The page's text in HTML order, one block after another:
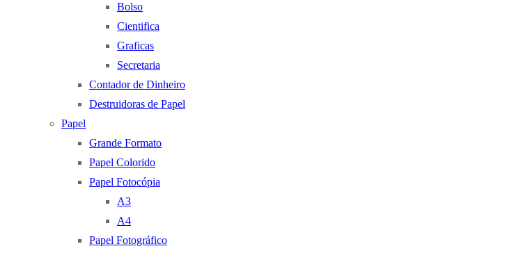
Bolso
Cientifica
Graficas
Secretaria
Contador de Dinheiro
Destruidoras de Papel
Papel
Grande Formato
Papel Colorido
Papel Fotocópia
A3
A4
Papel Fotográfico